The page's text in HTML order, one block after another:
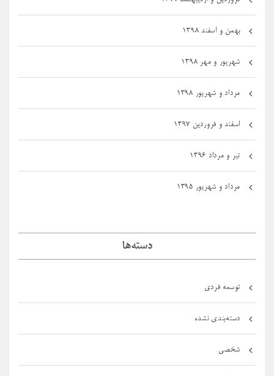
بهمن و اسفند ۱۳۹۸
شهریور و مهر ۱۳۹۸
مرداد و شهریور ۱۳۹۸
اسفند و فروردین ۱۳۹۷
تیر و مرداد ۱۳۹۶
مرداد و شهریور ۱۳۹۵
دسته‌ها
توسعه فردی
دسته‌بندی نشده
شخصی